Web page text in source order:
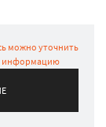
можно уточнить
информацию